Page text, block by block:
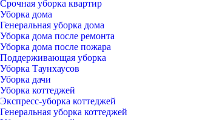
Срочная уборка квартир
Уборка дома
Генеральная уборка дома
Уборка дома после ремонта
Уборка дома после пожара
Поддерживающая уборка
Уборка Таунхаусов
Уборка дачи
Уборка коттеджей
Экспресс-уборка коттеджей
Генеральная уборка коттеджей